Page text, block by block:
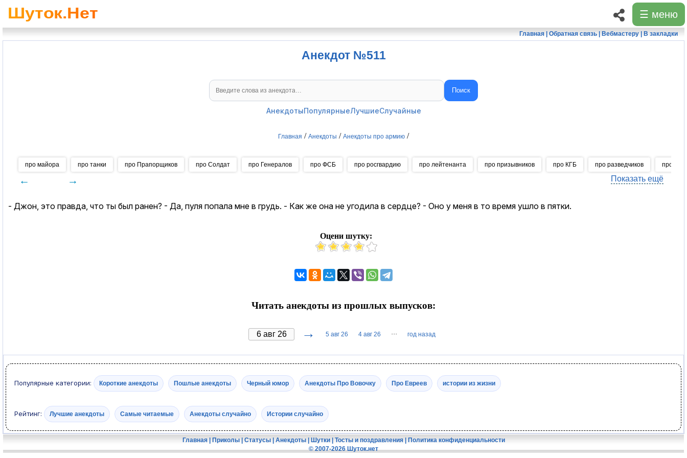
☰ меню
Главная| Обратная связь| Вебмастеру| В закладки
Анекдот №511
Поиск
АнекдотыПопулярныеЛучшиеСлучайные
Главная / Анекдоты / Анекдоты про армию /
про майора про танки про Прапорщиков про Солдат про Генералов про ФСБ про росгвардию про лейтенанта про призывников про КГБ про разведчиков про
← → Показать ещё
- Джон, это правда, что ты был ранен? - Да, пуля попала мне в грудь. - Как же она не угодила в сердце? - Оно у меня в то время ушло в пятки.
Оцени шутку:
Читать анекдоты из прошлых выпусков:
→ 5 авг 26 4 авг 26 ··· год назад
Популярные категории: Короткие анекдоты Пошлые анекдоты Черный юмор Анекдоты Про Вовочку Про Евреев истории из жизни
Рейтинг: Лучшие анекдоты Самые читаемые Анекдоты случайно Истории случайно
Главная| Приколы| Статусы| Анекдоты| Шутки| Тосты и поздравления| Политика конфиденциальности
© 2007-2026 Шуток.нет